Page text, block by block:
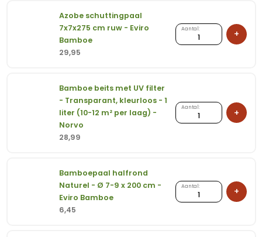
Azobe schuttingpaal
7x7x275 cm ruw - Eviro
Bamboe
29,95
Aantal:
Azobe
schuttingpaal
Eviro
Bamboe
aantal
+
Bamboe beits met UV filter
- Transparant, kleurloos - 1
liter (10-12 m² per laag) -
Norvo
28,99
Aantal:
Bamboe
beits
Transparant,
kleurloos
-
+
Bamboepaal halfrond
Naturel - Ø 7-9 x 200 cm -
Eviro Bamboe
6,45
Aantal:
Bamboepaal
halfrond
+